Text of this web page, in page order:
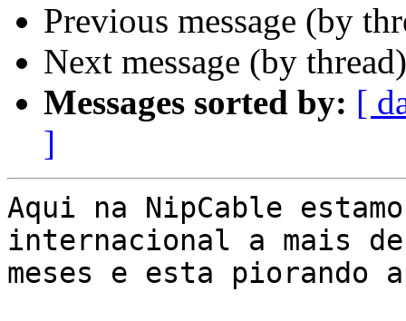
Previous message (by
Next message (by
Messages sorted by: [
]
Aqui na NipCable
internacional a mais
meses e esta piorando